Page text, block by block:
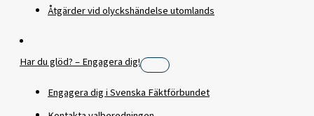
Åtgärder vid olyckshändelse utomlands
Har du glöd? – Engagera dig!
Engagera dig i Svenska Fäktförbundet